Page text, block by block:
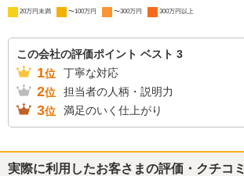
20万円未満 〜100万円 〜300万円 300万円以上
この会社の評価ポイント ベスト 3
1位 丁寧な対応
2位 担当者の人柄・説明力
3位 満足のいく仕上がり
実際に利用したお客さまの評価・クチコミ